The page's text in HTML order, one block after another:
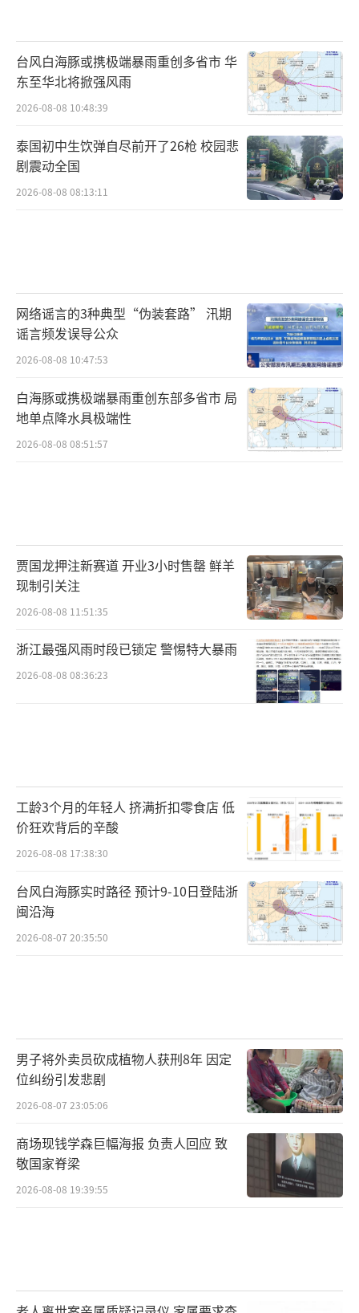
台风白海豚或携极端暴雨重创多省市 华
东至华北将掀强风雨
2026-08-08 10:48:39
泰国初中生饮弹自尽前开了26枪 校园悲
剧震动全国
2026-08-08 08:13:11
网络谣言的3种典型“伪装套路” 汛期
谣言频发误导公众
2026-08-08 10:47:53
白海豚或携极端暴雨重创东部多省市 局
地单点降水具极端性
2026-08-08 08:51:57
贾国龙押注新赛道 开业3小时售罄 鲜羊
现制引关注
2026-08-08 11:51:35
浙江最强风雨时段已锁定 警惕特大暴雨
2026-08-08 08:36:23
工龄3个月的年轻人 挤满折扣零食店 低
价狂欢背后的辛酸
2026-08-08 17:38:30
台风白海豚实时路径 预计9-10日登陆浙
闽沿海
2026-08-07 20:35:50
男子将外卖员砍成植物人获刑8年 因定
位纠纷引发悲剧
2026-08-07 23:05:06
商场现钱学森巨幅海报 负责人回应 致
敬国家脊梁
2026-08-08 19:39:55